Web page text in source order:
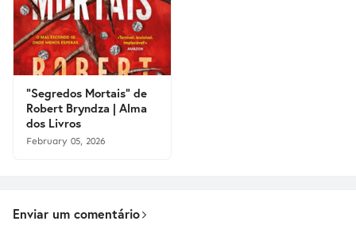
"Segredos Mortais" de
Robert Bryndza | Alma
dos Livros
February 05, 2026
Enviar um comentário